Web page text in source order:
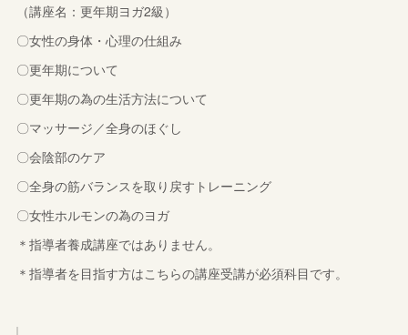
（講座名：更年期ヨガ2級）
〇女性の身体・心理の仕組み
〇更年期について
〇更年期の為の生活方法について
〇マッサージ／全身のほぐし
〇会陰部のケア
〇全身の筋バランスを取り戻すトレーニング
〇女性ホルモンの為のヨガ
＊指導者養成講座ではありません。
＊指導者を目指す方はこちらの講座受講が必須科目です。